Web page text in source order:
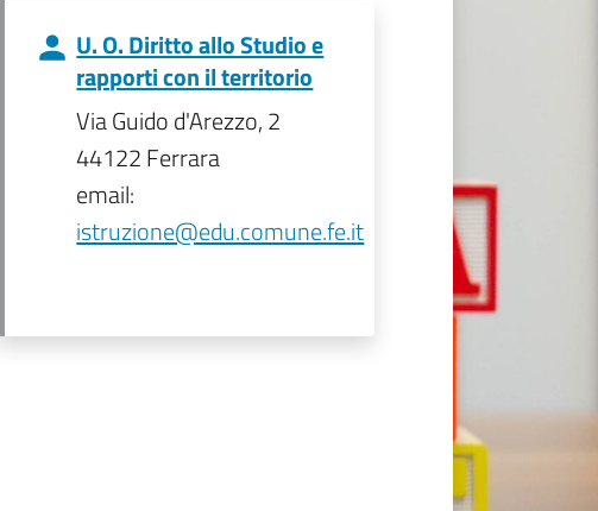
U. O. Diritto allo Studio e
rapporti con il territorio
Via Guido d'Arezzo, 2
44122 Ferrara
email:
istruzione@edu.comune.fe.it